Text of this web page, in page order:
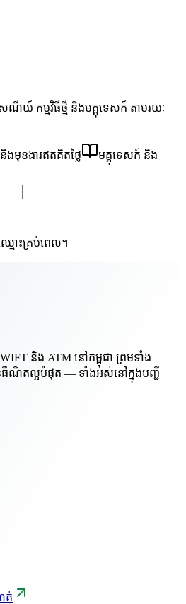
ណីយ៍ កម្មវិធីថ្មី និងមគ្គុទេសក៍ តាមរយៈ
និងមុខងារឥតគិតថ្លៃ
មគ្គុទេសក៍ និង
ឈ្មោះគ្រប់ពេល។
និង ATM នៅកម្ពុជា ព្រមទាំង
ធឺណិតល្អបំផុត — ទាំងអស់នៅក្នុងបញ្ជី
ត់